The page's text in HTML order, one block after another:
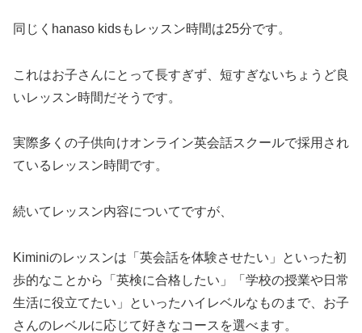
同じくhanaso kidsもレッスン時間は25分です。
これはお子さんにとって長すぎず、短すぎないちょうど良
いレッスン時間だそうです。
実際多くの子供向けオンライン英会話スクールで採用され
ているレッスン時間です。
続いてレッスン内容についてですが、
Kiminiのレッスンは「英会話を体験させたい」といった初
歩的なことから「英検に合格したい」「学校の授業や日常
生活に役立てたい」といったハイレベルなものまで、お子
さんのレベルに応じて好きなコースを選べます。